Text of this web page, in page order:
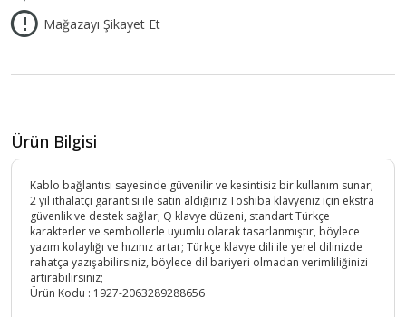
Mağazayı Şikayet Et
Ürün Bilgisi
Kablo bağlantısı sayesinde güvenilir ve kesintisiz bir kullanım sunar;
2 yıl ithalatçı garantisi ile satın aldığınız Toshiba klavyeniz için ekstra
güvenlik ve destek sağlar; Q klavye düzeni, standart Türkçe
karakterler ve sembollerle uyumlu olarak tasarlanmıştır, böylece
yazım kolaylığı ve hızınız artar; Türkçe klavye dili ile yerel dilinizde
rahatça yazışabilirsiniz, böylece dil bariyeri olmadan verimliliğinizi
artırabilirsiniz;
Ürün Kodu : 1927-2063289288656